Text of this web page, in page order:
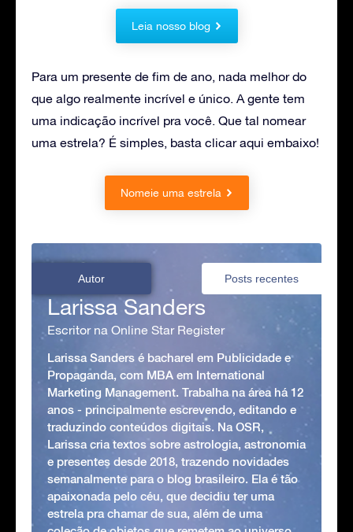
Leia nosso blog
Para um presente de fim de ano, nada melhor do
que algo realmente incrível e único. A gente tem
uma indicação incrível pra você. Que tal nomear
uma estrela? É simples, basta clicar aqui embaixo!
Nomeie uma estrela
Autor Posts recentes
Larissa Sanders
Escritor na Online Star Register
Larissa Sanders é bacharel em Publicidade e
Propaganda, com MBA em International
Marketing Management. Trabalha na área há 12
anos - principalmente escrevendo, editando e
traduzindo conteúdos digitais. Na OSR,
Larissa cria textos sobre astrologia, astronomia
e presentes desde 2018, trazendo novidades
semanalmente para o blog brasileiro. Ela é tão
apaixonada pelo céu, que decidiu ter uma
estrela pra chamar de sua, além de uma